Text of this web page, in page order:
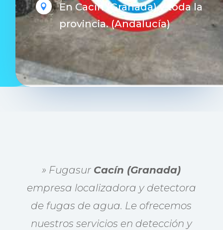

En Cacín (Granada) y toda la
provincia. (Andalucía)
» Fugasur Cacín (Granada)
empresa localizadora y detectora
de fugas de agua. Le ofrecemos
nuestros servicios en detección y